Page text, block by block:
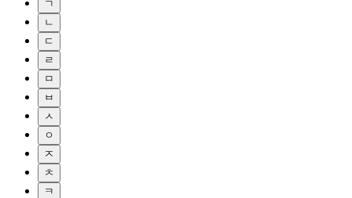
ㄱ
ㄴ
ㄷ
ㄹ
ㅁ
ㅂ
ㅅ
ㅇ
ㅈ
ㅊ
ㅋ